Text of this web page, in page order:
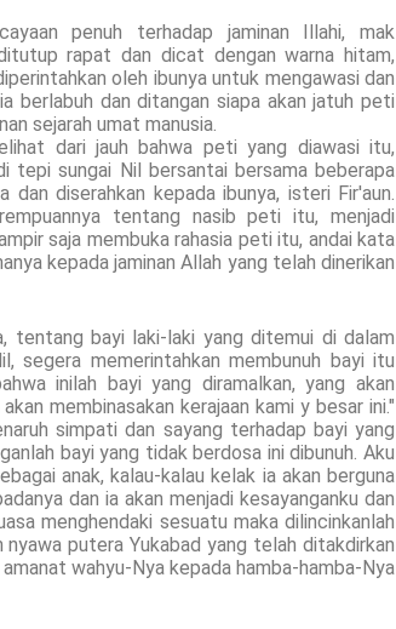
penuh terhadap jaminan Illahi, mak
rapat dan dicat dengan warna hitam,
oleh ibunya untuk mengawasi dan
berlabuh dan ditangan siapa akan jatuh peti
sejarah umat manusia.
dari jauh bahwa peti yang diawasi itu,
tepi sungai Nil bersantai bersama beberapa
diserahkan kepada ibunya, isteri Fir'aun.
tentang nasib peti itu, menjadi
saja membuka rahasia peti itu, andai kata
kepada jaminan Allah yang telah dinerikan
tentang bayi laki-laki yang ditemui di dalam
segera memerintahkan membunuh bayi itu
inilah bayi yang diramalkan, yang akan
membinasakan kerajaan kami y besar ini."
simpati dan sayang terhadap bayi yang
bayi yang tidak berdosa ini dibunuh. Aku
anak, kalau-kalau kelak ia akan berguna
dan ia akan menjadi kesayanganku dan
menghendaki sesuatu maka dilincinkanlah
putera Yukabad yang telah ditakdirkan
wahyu-Nya kepada hamba-hamba-Nya